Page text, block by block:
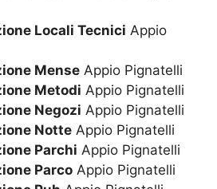
Locali Tecnici Appio
Mense Appio Pignatelli
Metodi Appio Pignatelli
Negozi Appio Pignatelli
Notte Appio Pignatelli
Parchi Appio Pignatelli
Parco Appio Pignatelli